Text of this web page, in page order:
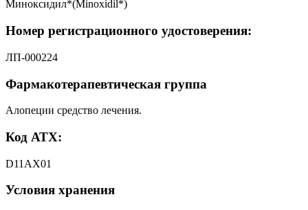
Миноксидил*(Minoxidil*)
Номер регистрационного удостоверения:
ЛП-000224
Фармакотерапевтическая группа
Алопеции средство лечения.
Код АТХ:
D11AX01
Условия хранения